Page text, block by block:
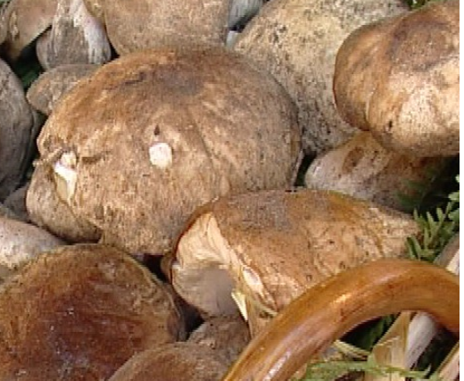
NUOVA FRONTIERA DEL FOTOVOLTAICO "PLUG & PLAY" CHE STA